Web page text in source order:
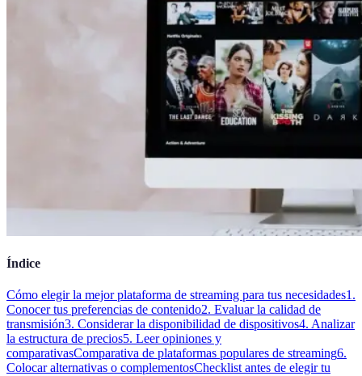
Índice
Cómo elegir la mejor plataforma de streaming para tus necesidades1.
Conocer tus preferencias de contenido2. Evaluar la calidad de
transmisión3. Considerar la disponibilidad de dispositivos4. Analizar
la estructura de precios5. Leer opiniones y
comparativasComparativa de plataformas populares de streaming6.
Colocar alternativas o complementosChecklist antes de elegir tu